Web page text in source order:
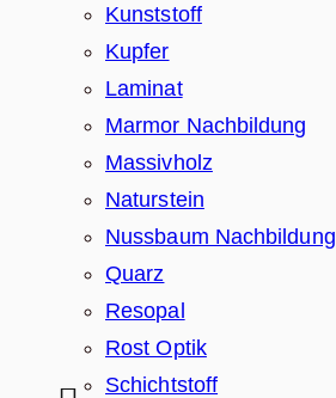
Kunststoff
Kupfer
Laminat
Marmor Nachbildung
Massivholz
Naturstein
Nussbaum Nachbildung
Quarz
Resopal
Rost Optik
Schichtstoff